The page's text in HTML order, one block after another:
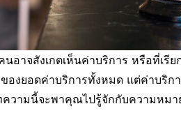
อาจสังเกตเห็นค่าบริการ หรือที่เรี
องยอดค่าบริการทั้งหมด แต่ค่าบริ
วามนี้จะพาคุณไปรู้จักกับความหมา